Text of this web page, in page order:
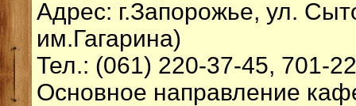
Адрес: г.Запорожье, ул.
им.Гагарина)
Тел.: (061) 220-37-45, 701-
Основное направление